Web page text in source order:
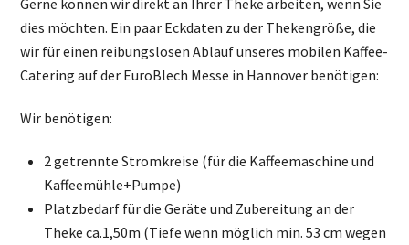
Gerne können wir direkt an Ihrer Theke arbeiten, wenn Sie
dies möchten. Ein paar Eckdaten zu der Thekengröße, die
wir für einen reibungslosen Ablauf unseres mobilen Kaffee-
Catering auf der EuroBlech Messe in Hannover benötigen:
Wir benötigen:
2 getrennte Stromkreise (für die Kaffeemaschine und
Kaffeemühle+Pumpe)
Platzbedarf für die Geräte und Zubereitung an der
Theke ca.1,50m (Tiefe wenn möglich min. 53 cm wegen